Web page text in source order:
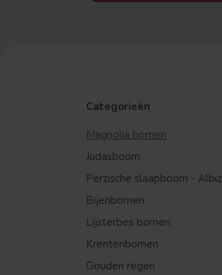
Categorieën
Magnolia bomen
Judasboom
Perzische slaapboom -
Bijenbomen
Lijsterbes bomen
Krentenbomen
Gouden regen